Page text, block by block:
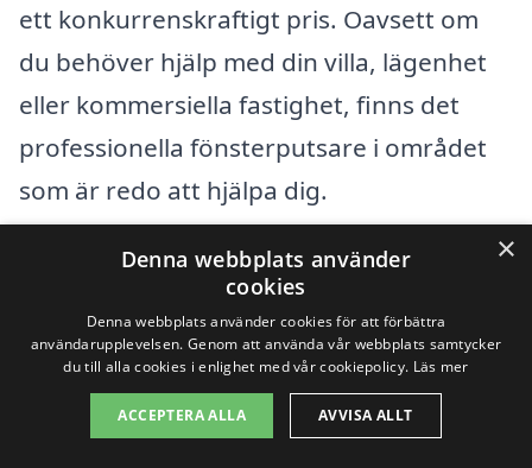
ett konkurrenskraftigt pris. Oavsett om
du behöver hjälp med din villa, lägenhet
eller kommersiella fastighet, finns det
professionella fönsterputsare i området
som är redo att hjälpa dig.
Vinbergs kyrkby ligger centralt i en region
som erbjuder ett flertal intressanta
alternativ för fönsterputsare. Här är
några av de omkringliggande städer där
du också kan hitta kvalificerad hjälp:
×
Denna webbplats använder
cookies
Denna webbplats använder cookies för att förbättra
användarupplevelsen. Genom att använda vår webbplats samtycker
du till alla cookies i enlighet med vår cookiepolicy. Läs mer
ACCEPTERA ALLA AVVISA ALLT